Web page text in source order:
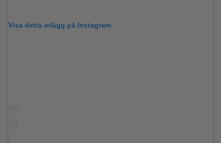
Visa detta inlägg på Instagram